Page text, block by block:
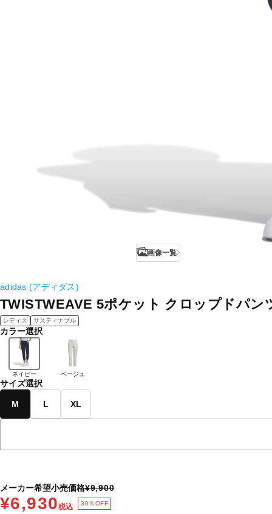
画像一覧
adidas (アディダス)
TWISTWEAVE 5ポケット クロップドパン
レディス サスティナブル
カラー選択
ネイビー ベージュ
サイズ選択
M L XL
メーカー希望小売価格¥9,900
¥6,930税込 30％OFF